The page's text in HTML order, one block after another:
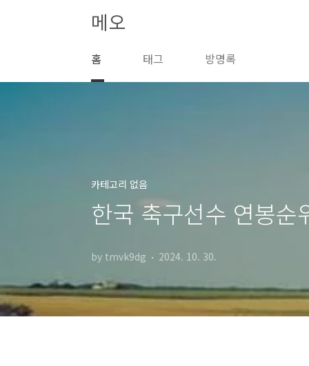
메오
홈 태그 방명록
카테고리 없음
한국 축구선수 연봉
by tmvk9dg 2024. 10. 30.